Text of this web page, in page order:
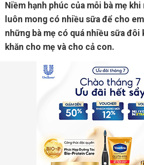
Niềm hạnh phúc của mỗi bà mẹ
luôn mong có nhiều sữa để cho
những bà mẹ có quá nhiều sữa đôi
khăn cho mẹ và cho cả con.